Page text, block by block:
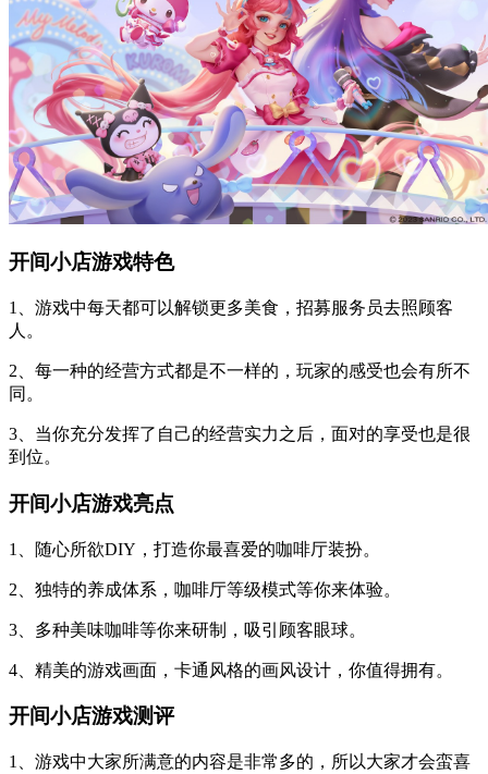
开间小店游戏特色
1、游戏中每天都可以解锁更多美食，招募服务员去照顾客
人。
2、每一种的经营方式都是不一样的，玩家的感受也会有所不
同。
3、当你充分发挥了自己的经营实力之后，面对的享受也是很
到位。
开间小店游戏亮点
1、随心所欲DIY，打造你最喜爱的咖啡厅装扮。
2、独特的养成体系，咖啡厅等级模式等你来体验。
3、多种美味咖啡等你来研制，吸引顾客眼球。
4、精美的游戏画面，卡通风格的画风设计，你值得拥有。
开间小店游戏测评
1、游戏中大家所满意的内容是非常多的，所以大家才会蛮喜